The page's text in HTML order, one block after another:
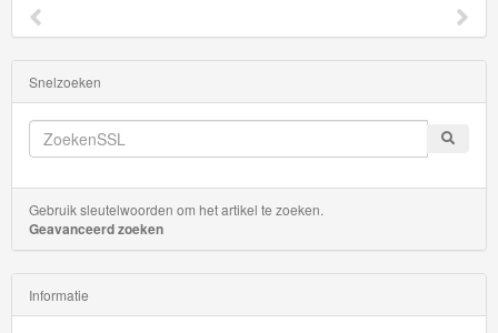
Snelzoeken
Gebruik sleutelwoorden om het artikel te zoeken.
Geavanceerd zoeken
Informatie